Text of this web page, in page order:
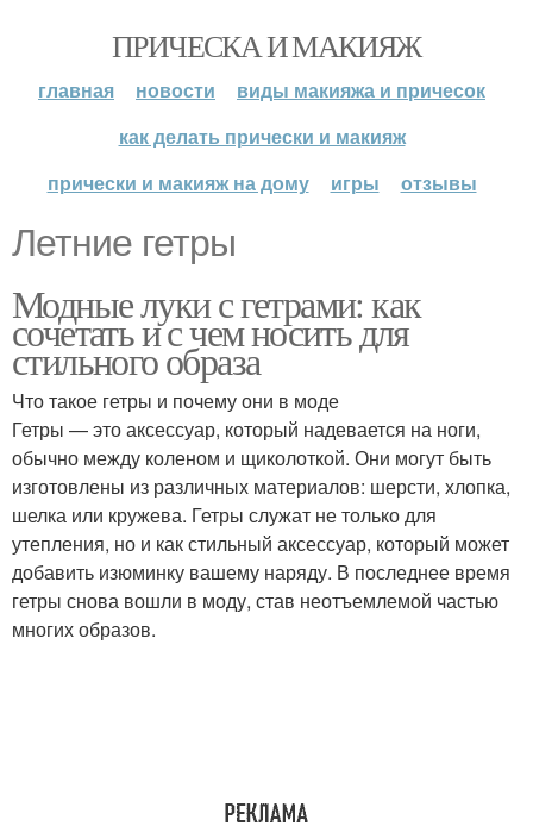
ПРИЧЕСКА И МАКИЯЖ
главная новости
виды макияжа и причесок
как делать прически и макияж
прически и макияж на дому
игры отзывы
Летние гетры
Модные луки с гетрами: как
сочетать и с чем носить для
стильного образа
Что такое гетры и почему они в моде
Гетры — это аксессуар, который надевается на ноги,
обычно между коленом и щиколоткой. Они могут быть
изготовлены из различных материалов: шерсти, хлопка,
шелка или кружева. Гетры служат не только для
утепления, но и как стильный аксессуар, который может
добавить изюминку вашему наряду. В последнее время
гетры снова вошли в моду, став неотъемлемой частью
многих образов.